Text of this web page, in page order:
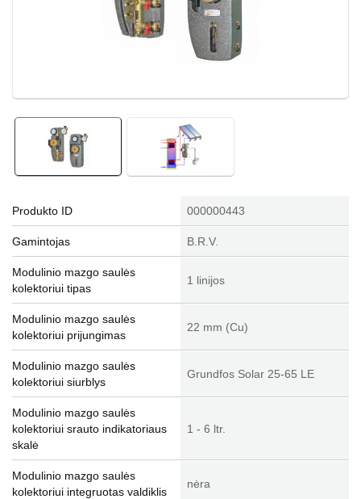
Produkto ID 000000443
Gamintojas B.R.V.
Modulinio mazgo saulės
kolektoriui tipas
1 linijos
Modulinio mazgo saulės
kolektoriui prijungimas
22 mm (Cu)
Modulinio mazgo saulės
kolektoriui siurblys
Grundfos Solar 25-65 LE
Modulinio mazgo saulės
kolektoriui srauto indikatoriaus
skalė
1 - 6 ltr.
Modulinio mazgo saulės
kolektoriui integruotas valdiklis
nėra